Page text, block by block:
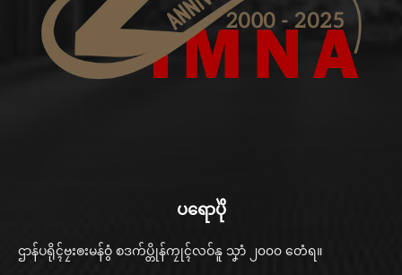
ပရောပိုဲ
ဌာန်ပရိုၚ်ဗၠးၜးမန်ဝွံ စဒက်ပ္တိုန်ကၠုၚ်လဝ်နူ သၞာံ ၂၀၀၀ တေံရ။